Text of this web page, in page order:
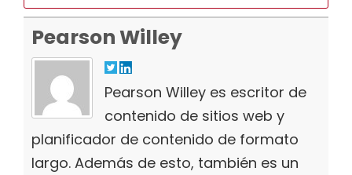
Pearson Willey
Pearson Willey es escritor de
contenido de sitios web y
planificador de contenido de formato
largo. Además de esto, también es un